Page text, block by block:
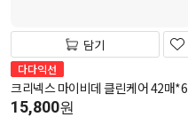
담기
다다익선
크리넥스 마이비데 클린케어 42매*6
15,800원